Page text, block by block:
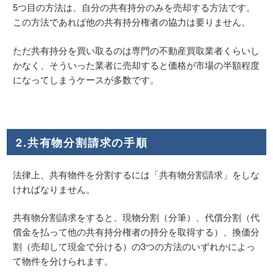
5つ目の方法は、自分の共有持分のみを売却する方法です。
この方法であれば他の共有持分権者の協力は要りません。
ただ共有持分を買い取るのは専門の不動産買取業者くらいし
かなく、そういった業者に売却すると価格が市場の半額程度
になってしまうケースが多数です。
2.共有物分割請求の手順
法律上、共有物件を分割するには「共有物分割請求」をしな
ければなりません。
共有物分割請求をすると、現物分割（分筆）、代償分割（代
償金を払って他の共有持分権者の持分を取得する）、換価分
割（売却して現金で分ける）の3つの方法のいずれかによっ
て物件を分けられます。